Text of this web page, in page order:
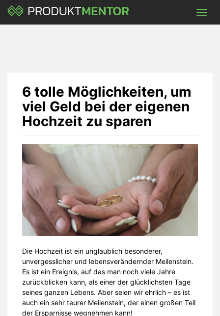
Skip
main
6 tolle Möglichkeiten, um
viel Geld bei der eigenen
Hochzeit zu sparen
Die Hochzeit ist ein unglaublich besonderer,
unvergesslicher und lebensverändernder Meilenstein.
Es ist ein Ereignis, auf das man noch viele Jahre
zurückblicken kann, als einer der glücklichsten Tage
seines ganzen Lebens. Aber seien wir ehrlich – es ist
auch ein sehr teurer Meilenstein, der einen großen Teil
der Ersparnisse wegnehmen kann!